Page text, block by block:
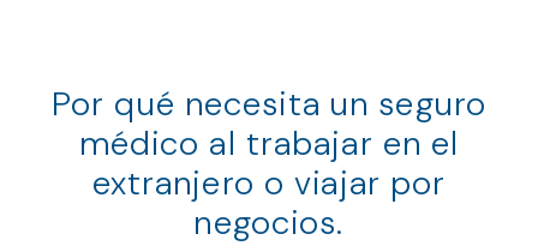
Por qué necesita un seguro
médico al trabajar en el
extranjero o viajar por
negocios.